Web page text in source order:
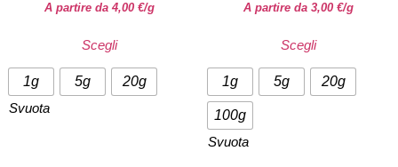
A partire da 4,00 €/g
Scegli
1g 5g
20g
Svuota
A partire da 3,00 €/g
Scegli
1g 5g 20g
100g
Svuota